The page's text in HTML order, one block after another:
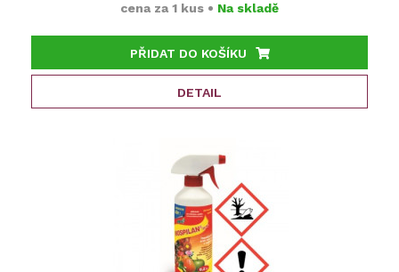
cena za 1 kus • Na skladě
PŘIDAT DO KOŠÍKU
DETAIL